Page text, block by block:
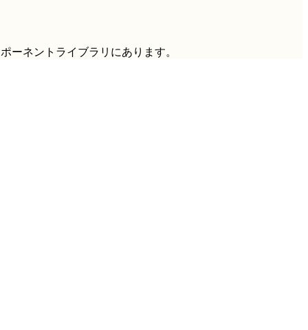
ーネントライブラリにあります。